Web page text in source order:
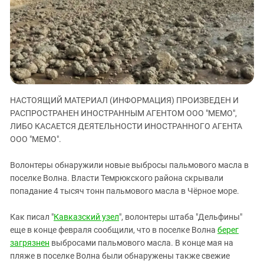
ЗАСТАВЛЯЕТ
КАВКАЗ ЗА ПАЛЕСТИНУ
ИНАКОМЫСЛИЕ В ЧЕЧНЕ
ПРЕСЛЕДОВАНИЕ АКТИВИСТОВ
МОБИЛИЗАЦИЯ И ПРОТЕСТЫ
Дагестан
Ингушетия
Кабардино-Балкария
Калмыкия
Карачаево-Черкесия
Краснодарский край
Российская Федерация
Северная Осетия - Алания
СКФО
Чечня
Южная Осетия
НАСТОЯЩИЙ МАТЕРИАЛ (ИНФОРМАЦИЯ) ПРОИЗВЕДЕН И
РАСПРОСТРАНЕН ИНОСТРАННЫМ АГЕНТОМ ООО "МЕМО",
ЛИБО КАСАЕТСЯ ДЕЯТЕЛЬНОСТИ ИНОСТРАННОГО АГЕНТА
ООО "МЕМО".
Волонтеры обнаружили новые выбросы пальмового масла в
поселке Волна. Власти Темрюкского района скрывали
попадание 4 тысяч тонн пальмового масла в Чёрное море.
Как писал "Кавказский узел", волонтеры штаба "Дельфины"
еще в конце февраля сообщили, что в поселке Волна берег
загрязнен выбросами пальмового масла. В конце мая на
пляже в поселке Волна были обнаружены также свежие